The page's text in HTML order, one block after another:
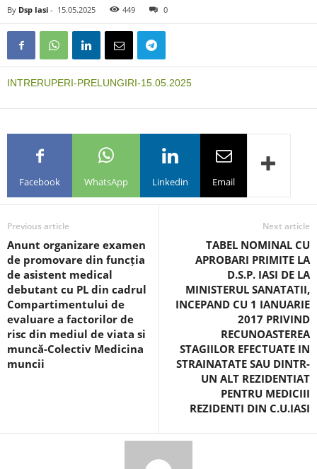
By Dsp Iasi - 15.05.2025 449 0
INTRERUPERI-PRELUNGIRI-15.05.2025
Facebook WhatsApp Linkedin Email
Previous article
Anunt organizare examen
de promovare din funcția
de asistent medical
debutant cu PL din cadrul
Compartimentului de
evaluare a factorilor de
risc din mediul de viata si
muncă-Colectiv Medicina
muncii
Next article
TABEL NOMINAL CU
APROBARI PRIMITE LA
D.S.P. IASI DE LA
MINISTERUL SANATATII,
INCEPAND CU 1 IANUARIE
2017 PRIVIND
RECUNOASTEREA
STAGIILOR EFECTUATE IN
STRAINATATE SAU DINTR-
UN ALT REZIDENTIAT
PENTRU MEDICIII
REZIDENTI DIN C.U.IASI